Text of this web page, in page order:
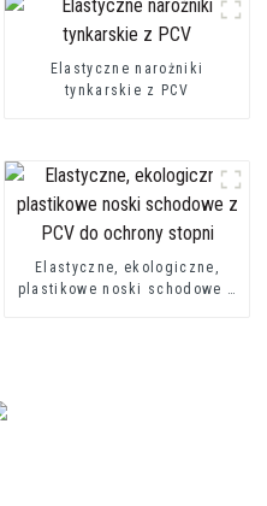
litery U
Elastyczne narożniki
tynkarskie z PCV
Elastyczne, ekologiczne,
plastikowe noski schodowe z